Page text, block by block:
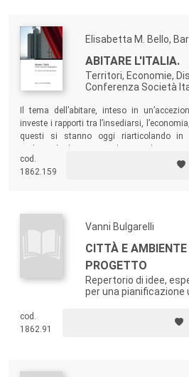
Elisabetta M. Bello,
ABITARE L'ITALIA.
Territori, Economie,
Conferenza Società
Il tema dell’abitare, inteso in
investe i rapporti tra l’insediarsi,
questi si stanno oggi riarticolando in
delle economie urbane entro il modello neo-
cod.
1862.159
Vanni Bulgarelli
CITTÀ E
PROGETTO
Repertorio di idee,
per una pianificazione
cod.
1862.91